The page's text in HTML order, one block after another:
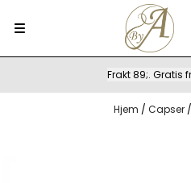
Frakt 89;. Gratis
Hjem / Capser /